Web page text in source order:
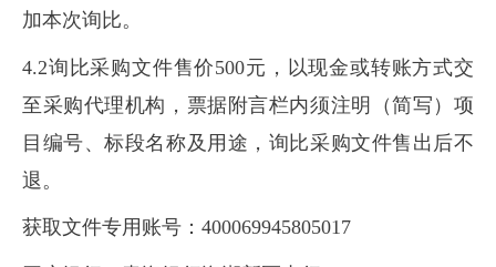
加本次询比。
4.2询比采购文件售价500元，以现金或转账方式交
至采购代理机构，票据附言栏内须注明（简写）项
目编号、标段名称及用途，询比采购文件售出后不
退。
获取文件专用账号：400069945805017